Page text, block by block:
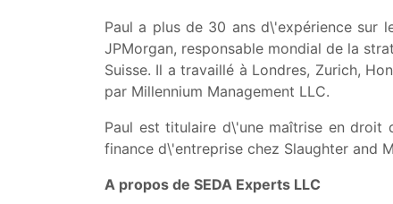
Paul a plus de 30 ans d\'expérience sur
JPMorgan, responsable mondial de la
Suisse. Il a travaillé à Londres, Zurich,
par Millennium Management LLC.
Paul est titulaire d\'une maîtrise en droit
finance d\'entreprise chez Slaughter and
A propos de SEDA Experts LLC